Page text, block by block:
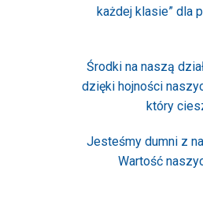
każdej klasie” dla
Środki na naszą
dzięki hojności
który
Jesteśmy dumni z
Wartość